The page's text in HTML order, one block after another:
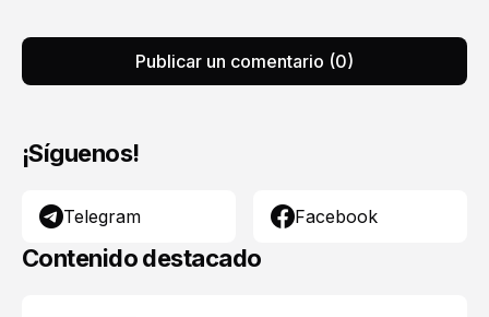
Publicar un comentario (0)
¡Síguenos!
Telegram Facebook
Contenido destacado